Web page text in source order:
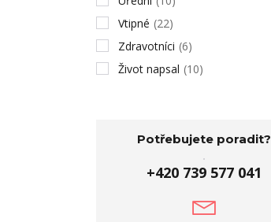
Vtipné (22)
Zdravotníci (6)
Život napsal (10)
Potřebujete poradit?
+420 739 577 041